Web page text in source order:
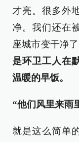
才亮。很多外
净。我们还在
座城市变干净
是环卫工人在
温暖的早饭。
“他们风里来雨
就是这么简单